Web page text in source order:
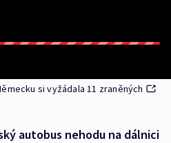
si vyžádala 11 zraněných
autobus nehodu na dálnici